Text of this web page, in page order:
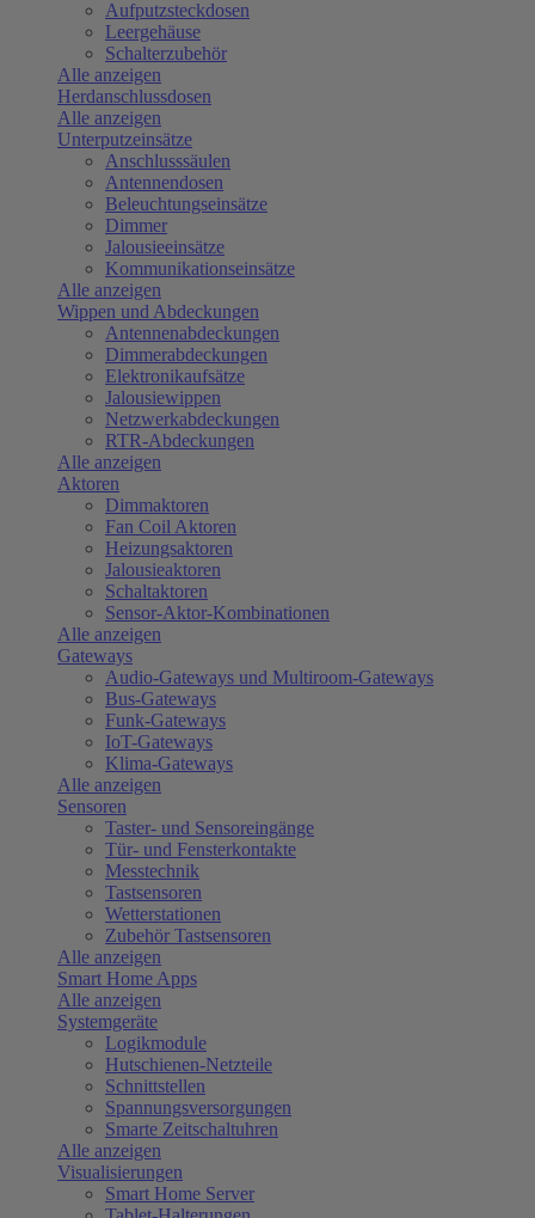
Aufputzsteckdosen
Leergehäuse
Schalterzubehör
Alle anzeigen
Herdanschlussdosen
Alle anzeigen
Unterputzeinsätze
Anschlusssäulen
Antennendosen
Beleuchtungseinsätze
Dimmer
Jalousieeinsätze
Kommunikationseinsätze
Alle anzeigen
Wippen und Abdeckungen
Antennenabdeckungen
Dimmerabdeckungen
Elektronikaufsätze
Jalousiewippen
Netzwerkabdeckungen
RTR-Abdeckungen
Alle anzeigen
Aktoren
Dimmaktoren
Fan Coil Aktoren
Heizungsaktoren
Jalousieaktoren
Schaltaktoren
Sensor-Aktor-Kombinationen
Alle anzeigen
Gateways
Audio-Gateways und Multiroom-Gateways
Bus-Gateways
Funk-Gateways
IoT-Gateways
Klima-Gateways
Alle anzeigen
Sensoren
Taster- und Sensoreingänge
Tür- und Fensterkontakte
Messtechnik
Tastsensoren
Wetterstationen
Zubehör Tastsensoren
Alle anzeigen
Smart Home Apps
Alle anzeigen
Systemgeräte
Logikmodule
Hutschienen-Netzteile
Schnittstellen
Spannungsversorgungen
Smarte Zeitschaltuhren
Alle anzeigen
Visualisierungen
Smart Home Server